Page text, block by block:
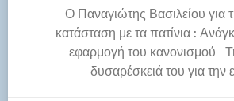
Ο Παναγιώτης Βασιλείου για
κατάσταση με τα πατίνια :
εφαρμογή του κανονισμού
δυσαρέσκειά του για την